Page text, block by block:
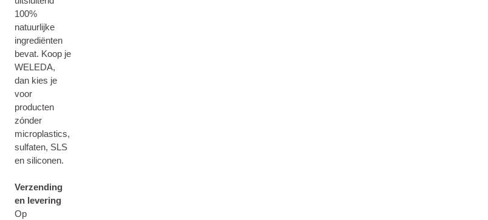
100%
natuurlijke
ingrediënten
bevat. Koop je
WELEDA,
dan kies je
voor
producten
zónder
microplastics,
sulfaten, SLS
en siliconen.
Verzending
en levering
Op